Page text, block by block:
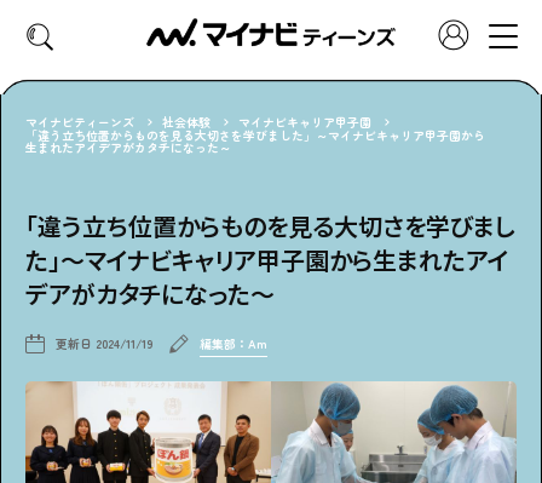
好きなカテゴリーから見る
ファッション ヘア・メイク
トレンド
推し活 グルメ
エンタメ 診断
マイナビティーンズ 社会体験 マイナビキャリア甲子園
「違う立ち位置からものを見る大切さを学びました」～マイナビキャリア甲子園から
生まれたアイデアがカタチになった～
「違う立ち位置からものを見る大切さを学びまし
た」～マイナビキャリア甲子園から生まれたアイ
デアがカタチになった～
更新日 2024/11/19 編集部：Am